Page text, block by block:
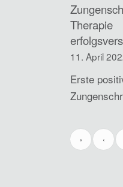
Therapie
11. April
Erste
« ‹